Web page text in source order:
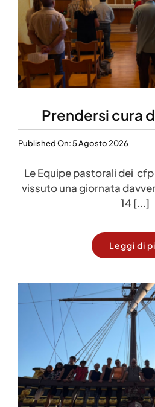
Prendersi cura
Published On: 5 Agosto 2026
Le Equipe pastorali dei
vissuto una giornata
14 [...]
Leggi di